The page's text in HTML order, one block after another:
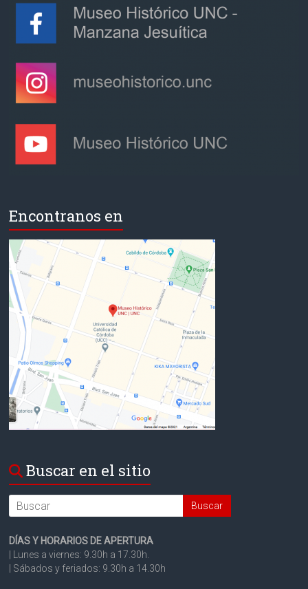
Encontranos en
Buscar en el sitio
Search
DÍAS Y HORARIOS DE APERTURA
| Lunes a viernes: 9.30h a 17.30h.
| Sábados y feriados: 9.30h a 14.30h